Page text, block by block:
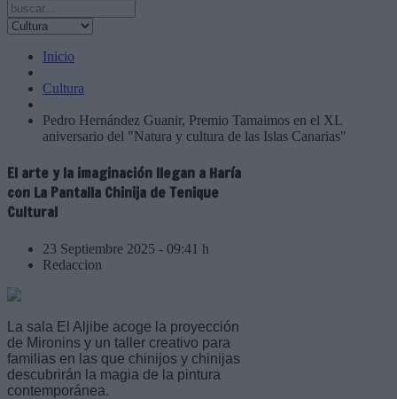
Inicio
Cultura
Pedro Hernández Guanir, Premio Tamaimos en el XL
aniversario del "Natura y cultura de las Islas Canarias"
El arte y la imaginación llegan a Haría
con La Pantalla Chinija de Tenique
Cultural
23 Septiembre 2025 - 09:41 h
Redaccion
La sala El Aljibe acoge la proyección
de Mironins y un taller creativo para
familias en las que chinijos y chinijas
descubrirán la magia de la pintura
contemporánea.